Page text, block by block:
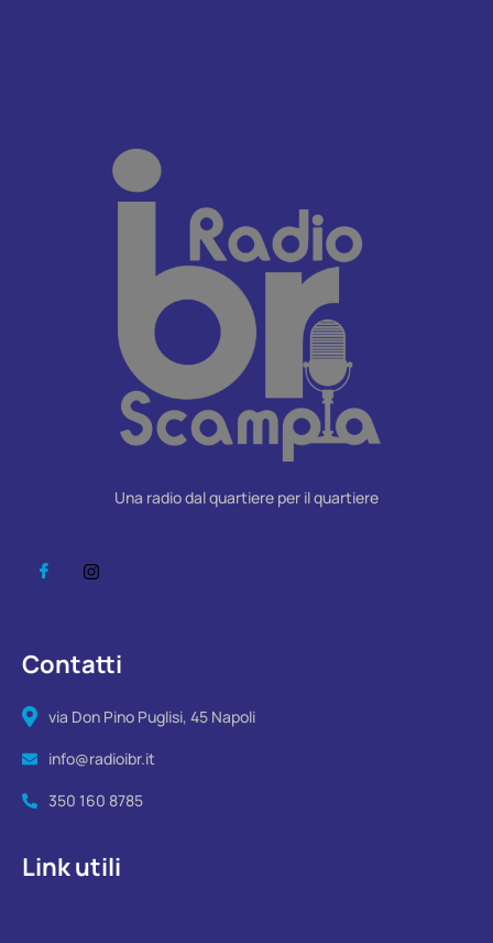
Una radio dal quartiere per il quartiere
Contatti
via Don Pino Puglisi, 45 Napoli
info@radioibr.it
350 160 8785
Link utili